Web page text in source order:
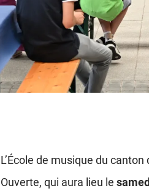
L’École de musique du
Ouverte, qui aura lieu le